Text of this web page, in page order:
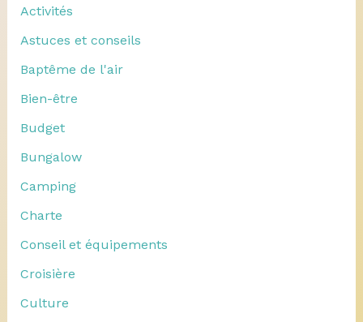
Activités
Astuces et conseils
Baptême de l'air
Bien-être
Budget
Bungalow
Camping
Charte
Conseil et équipements
Croisière
Culture